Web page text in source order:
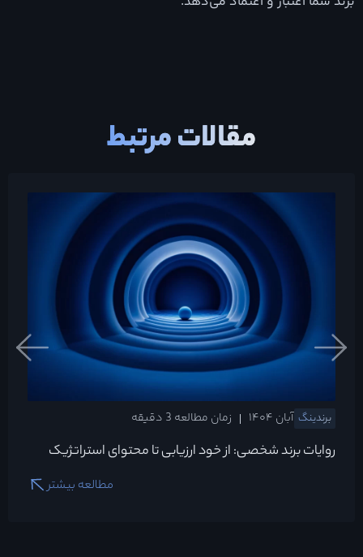
مقالات مرتبط
برندینگ آبان ۱۴۰۴ زمان مطالعه 3 دقیقه
روایات برند شخصی: از خود ارزیابی تا محتوای استراتژیک
مطالعه بیشتر